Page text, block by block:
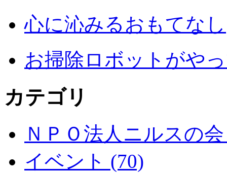
心に沁みるおもてなし
お掃除ロボットがや
カテゴリ
ＮＰＯ法人ニルスの
イベント (70)